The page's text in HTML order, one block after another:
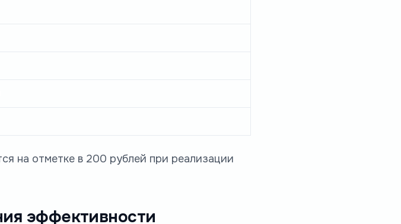
на отметке в 200 рублей при реализации
эффективности